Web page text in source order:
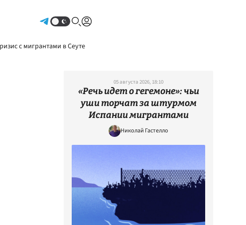
с мигрантами в Сеуте
05 августа 2026, 18:10
«Речь идет о гегемоне»: чьи
уши торчат за штурмом
Испании мигрантами
Николай Гастелло